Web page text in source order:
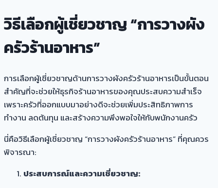
วิธีเลือกผู้เชี่ยวชาญ “การวางผัง
ครัวร้านอาหาร”
การเลือกผู้เชี่ยวชาญด้านการวางผังครัวร้านอาหารเป็นขั้นตอน
สำคัญที่จะช่วยให้ธุรกิจร้านอาหารของคุณประสบความสำเร็จ
เพราะครัวที่ออกแบบมาอย่างดีจะช่วยเพิ่มประสิทธิภาพการ
ทำงาน ลดต้นทุน และสร้างความพึงพอใจให้กับพนักงานครัว
นี่คือวิธีเลือกผู้เชี่ยวชาญ “การวางผังครัวร้านอาหาร” ที่คุณควร
พิจารณา:
ประสบการณ์และความเชี่ยวชาญ: